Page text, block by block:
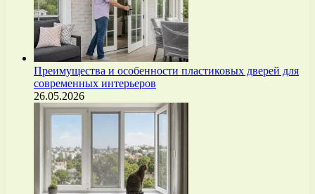
Преимущества и особенности пластиковых дверей для
современных интерьеров
26.05.2026